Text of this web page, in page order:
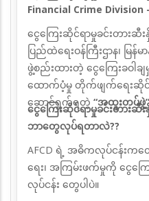
Financial Crime
ငွေကြေးဆိုင်ရာမှုခင်းတားဆီ
ပြည်ထဲရေးဝန်ကြီးဌာန၊ မြန်မ
ဖွဲ့စည်းထားတဲ့ ငွေကြေးခဝါခ
ထောက်ပံ့မှု တိုက်ဖျက်ရေးဆို
ဆောင်ရွက်ရတဲ့ “အထူးတပ်ဖွဲ့
ငွေကြေးဆိုင်ရာမှုခင်းတားဆီ
ဘာတွေလုပ်ရတာလဲ??
AFCD ရဲ့ အဓိကလုပ်ငန်းကတ
ရေး၊ အကြမ်းဖက်မှုကို ငွေက
လုပ်ငန်း တွေပါပဲ။